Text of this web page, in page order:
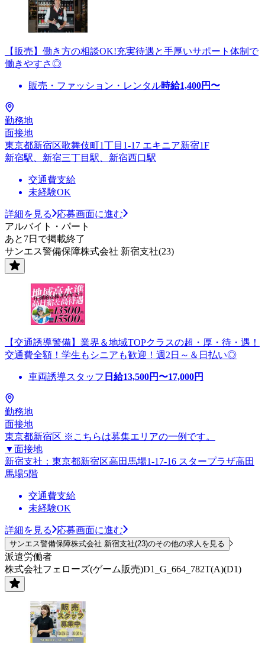
【販売】働き方の相談OK!充実待遇と手厚いサポート体制で
働きやすさ◎
販売・ファッション・レンタル時給1,400円〜
勤務地
面接地
東京都新宿区歌舞伎町1丁目1-17 エキニア新宿1F
新宿駅、新宿三丁目駅、新宿西口駅
交通費支給
未経験OK
詳細を見る
応募画面に進む
アルバイト・パート
あと7日で掲載終了
サンエス警備保障株式会社 新宿支社(23)
【交通誘導警備】業界＆地域TOPクラスの超・厚・待・遇！
交通費全額！学生もシニアも歓迎！週2日～＆日払い◎
車両誘導スタッフ 日給13,500円〜17,000円
勤務地
面接地
東京都新宿区 ※こちらは募集エリアの一例です。
▼面接地
新宿支社：東京都新宿区高田馬場1-17-16 スタープラザ高田
馬場5階
交通費支給
未経験OK
詳細を見る 応募画面に進む
サンエス警備保障株式会社 新宿支社(23)のその他の求人を見る
派遣労働者
株式会社フェローズ(ゲーム販売)D1_G_664_782T(A)(D1)